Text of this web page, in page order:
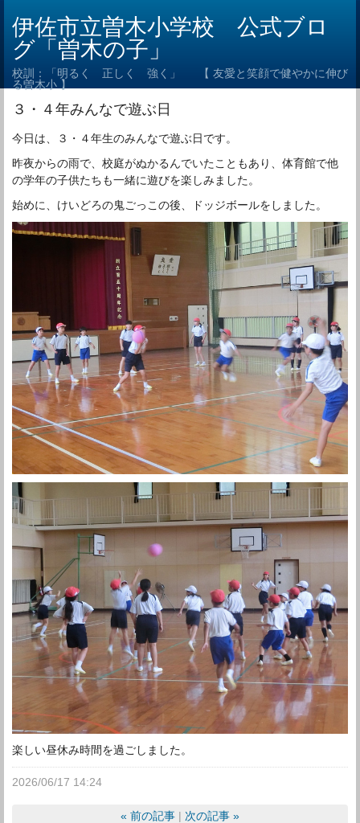
伊佐市立曽木小学校 公式ブロ
グ「曽木の子」
校訓：「明るく 正しく 強く」 【 友愛と笑顔で健やかに伸び
る曽木小 】
３・４年みんなで遊ぶ日
今日は、３・４年生のみんなで遊ぶ日です。
昨夜からの雨で、校庭がぬかるんでいたこともあり、体育館で他
の学年の子供たちも一緒に遊びを楽しみました。
始めに、けいどろの鬼ごっこの後、ドッジボールをしました。
楽しい昼休み時間を過ごしました。
2026/06/17 14:24
« 前の記事 次の記事 »